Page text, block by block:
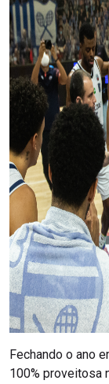
Fechando o ano
100% proveitosa